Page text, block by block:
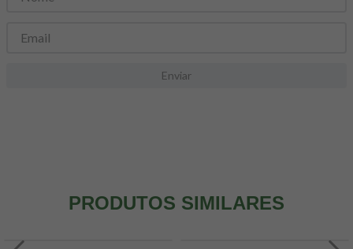
Enviar
PRODUTOS SIMILARES
8º snack proteico mundo verde
9 psyllium